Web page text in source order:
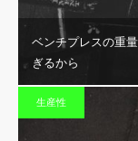
ベンチプレスの重
ぎるから
生産性